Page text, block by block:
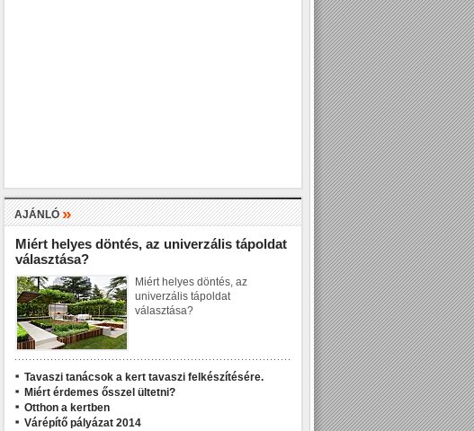
AJÁNLÓ»
Miért helyes döntés, az univerzális tápoldat
választása?
Miért helyes döntés, az
univerzális tápoldat
választása?
Tavaszi tanácsok a kert tavaszi felkészítésére.
Miért érdemes ősszel ültetni?
Otthon a kertben
Várépítő pályázat 2014